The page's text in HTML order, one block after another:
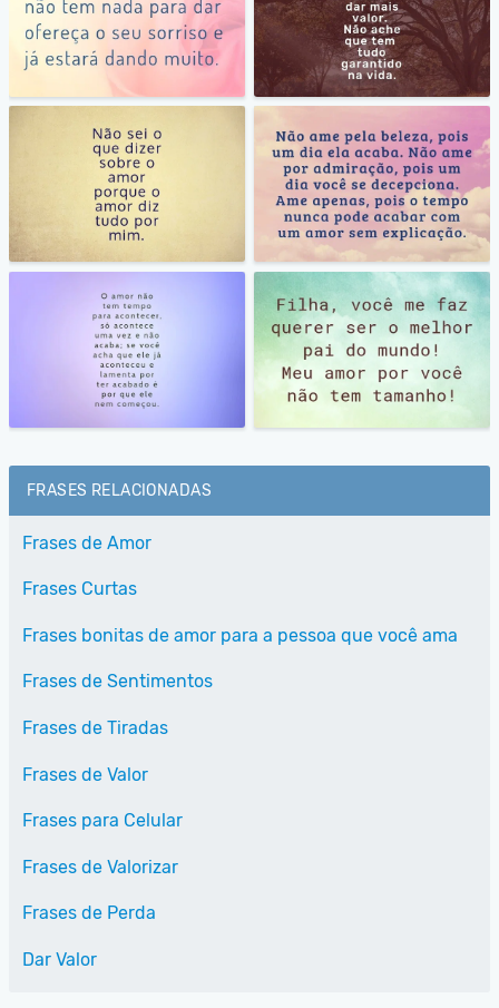
FRASES RELACIONADAS
Frases de Amor
Frases Curtas
Frases bonitas de amor para a pessoa que você ama
Frases de Sentimentos
Frases de Tiradas
Frases de Valor
Frases para Celular
Frases de Valorizar
Frases de Perda
Dar Valor